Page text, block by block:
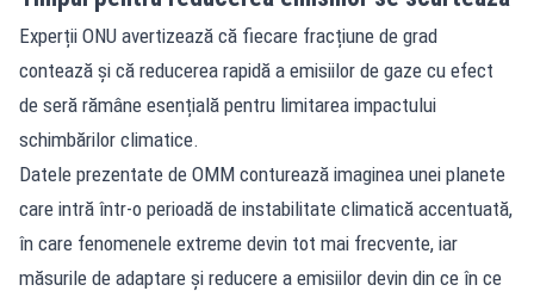
Experții ONU avertizează că fiecare fracțiune de grad
contează și că reducerea rapidă a emisiilor de gaze cu efect
de seră rămâne esențială pentru limitarea impactului
schimbărilor climatice.
Datele prezentate de OMM conturează imaginea unei planete
care intră într-o perioadă de instabilitate climatică accentuată,
în care fenomenele extreme devin tot mai frecvente, iar
măsurile de adaptare și reducere a emisiilor devin din ce în ce